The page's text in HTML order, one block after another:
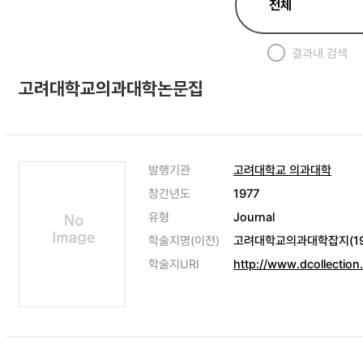
결과내 검색
고려대학교의과대학논문집
발행기관
고려대학교 의과대학
창간년도
1977
유형
Journal
학술지명(이전)
고려대학교의과대학잡지
학술지URI
http://